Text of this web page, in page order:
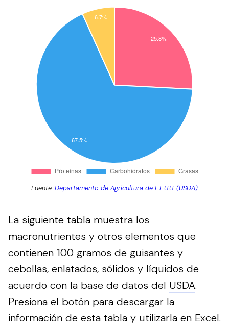
Fuente:Departamento de Agricultura de E.E.U.U. (USDA)
La siguiente tabla muestra los
macronutrientes y otros elementos que
contienen 100 gramos de guisantes y
cebollas, enlatados, sólidos y líquidos de
acuerdo con la base de datos del USDA.
Presiona el botón para descargar la
información de esta tabla y utilizarla en Excel.